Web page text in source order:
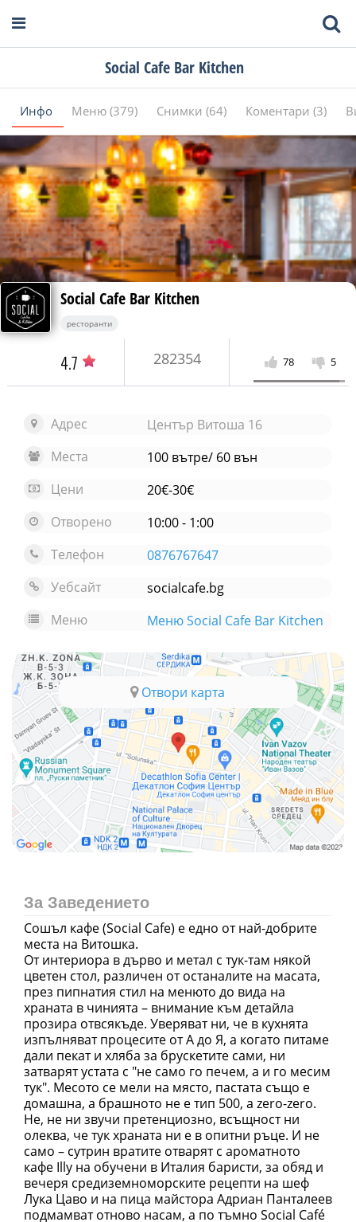
Social Cafe Bar Kitchen
Инфо Меню (379) Снимки (64) Коментари (3)
Social Cafe Bar Kitchen
ресторанти
4.7 282354 78 5
Адрес
Център Витоша 16
Места
100 вътре/ 60 вън
Цени
20€-30€
Отворено
10:00 - 1:00
Телефон
0876767647
Уебсайт
socialcafe.bg
Меню
Меню Social Cafe Bar Kitchen
Отвори карта
За Заведението
Сошъл кафе (Social Cafe) e едно от най-добрите
места на Витошка.
От интериора в дърво и метал с тук-там някой
цветен стол, различен от останалите на масата,
през пипнатия стил на менюто до вида на
храната в чинията – внимание към детайла
прозира отвсякъде. Уверяват ни, че в кухнята
изпълняват процесите от А до Я, а когато питаме
дали пекат и хляба за брускетите сами, ни
затварят устата с "не само го печем, а и го месим
тук". Месото се мели на място, пастата също е
домашна, а брашното не е тип 500, а zero-zero.
Не, не ни звучи претенциозно, всъщност ни
олеква, че тук храната ни е в опитни ръце. И не
само – сутрин вратите отварят с ароматното
кафе Illy на обучени в Италия баристи, за обяд и
вечеря средиземноморските рецепти на шеф
Лука Цаво и на пица майстора Адриан Панталеев
подмамват отново насам, а по тъмно Social Café